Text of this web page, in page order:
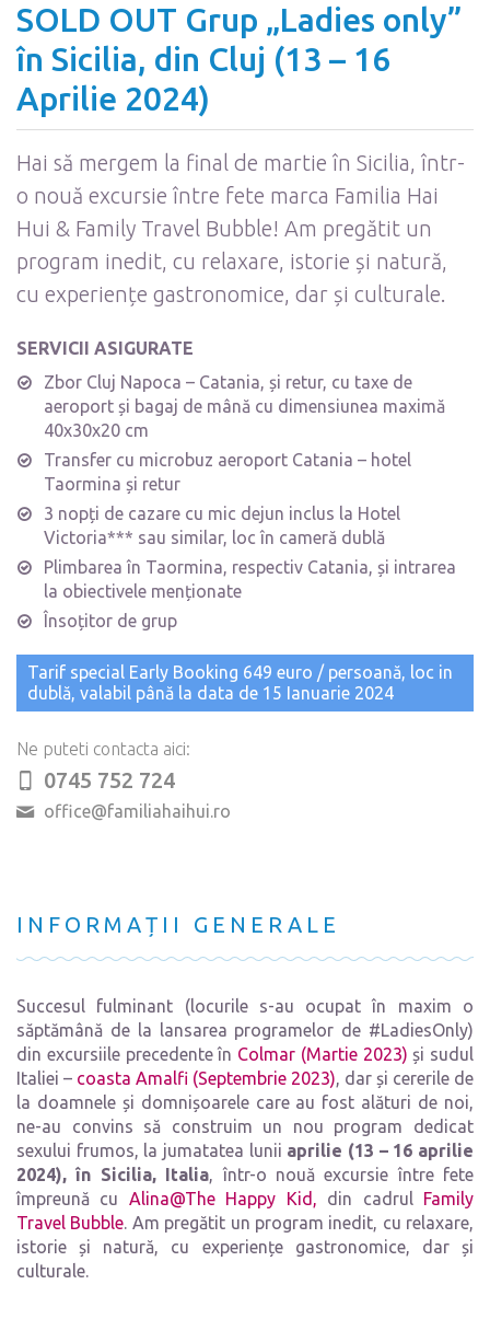
SOLD OUT Grup „Ladies only”
în Sicilia, din Cluj (13 – 16
Aprilie 2024)
Hai să mergem la final de martie în Sicilia, într-
o nouă excursie între fete marca Familia Hai
Hui & Family Travel Bubble! Am pregătit un
program inedit, cu relaxare, istorie și natură,
cu experiențe gastronomice, dar și culturale.
SERVICII ASIGURATE
Zbor Cluj Napoca – Catania, și retur, cu taxe de
aeroport și bagaj de mână cu dimensiunea maximă
40x30x20 cm
Transfer cu microbuz aeroport Catania – hotel
Taormina și retur
3 nopți de cazare cu mic dejun inclus la Hotel
Victoria*** sau similar, loc în cameră dublă
Plimbarea în Taormina, respectiv Catania, și intrarea
la obiectivele menționate
Însoțitor de grup
Tarif special Early Booking 649 euro / persoană, loc in
dublă, valabil până la data de 15 Ianuarie 2024
Ne puteti contacta aici:
0745 752 724
office@familiahaihui.ro
INFORMAȚII GENERALE
Succesul fulminant (locurile s-au ocupat în maxim o
săptămână de la lansarea programelor de #LadiesOnly)
din excursiile precedente în Colmar (Martie 2023) și sudul
Italiei – coasta Amalfi (Septembrie 2023), dar și cererile de
la doamnele și domnișoarele care au fost alături de noi,
ne-au convins să construim un nou program dedicat
sexului frumos, la jumatatea lunii aprilie (13 – 16 aprilie
2024), în Sicilia, Italia, într-o nouă excursie între fete
împreună cu Alina@The Happy Kid, din cadrul Family
Travel Bubble. Am pregătit un program inedit, cu relaxare,
istorie și natură, cu experiențe gastronomice, dar și
culturale.